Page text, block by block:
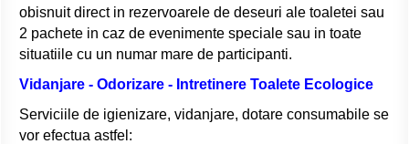
obisnuit direct in rezervoarele de deseuri ale toaletei sau
2 pachete in caz de evenimente speciale sau in toate
situatiile cu un numar mare de participanti.
Vidanjare - Odorizare - Intretinere Toalete Ecologice
Serviciile de igienizare, vidanjare, dotare consumabile se
vor efectua astfel: